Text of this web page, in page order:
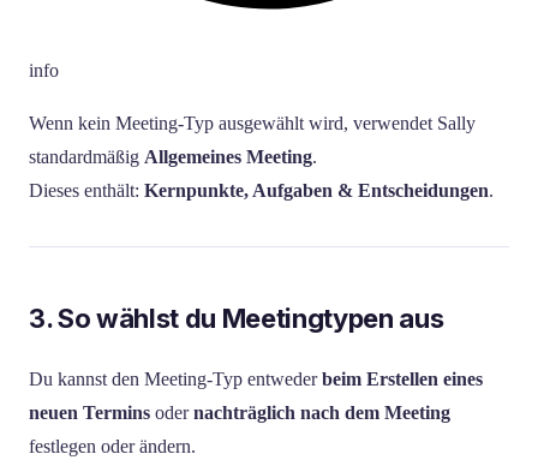
info
Wenn kein Meeting-Typ ausgewählt wird, verwendet Sally
standardmäßig Allgemeines Meeting.
Dieses enthält: Kernpunkte, Aufgaben & Entscheidungen.
3. So wählst du Meetingtypen aus
Du kannst den Meeting-Typ entwederbeim Erstellen eines
neuen Termins odernachträglich nach dem Meeting
festlegen oder ändern.